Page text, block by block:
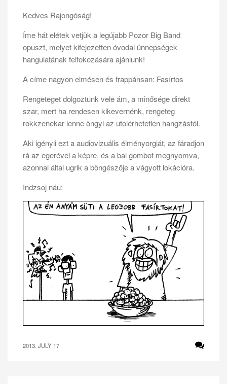
Kedves Rajongóság!
Íme hát elétek vetjük a legújabb Pozor Big Band
opuszt, melyet kifejezetten óvodai ünnepségek
hangulatának felfokozására ajánlunk!
A címe nagyon elmésen és frappánsan: Fasírtos
Rengeteget dolgoztunk vele ám, a minősége direkt
szar, mert ha rendesen kikevernénk, rengeteg
rokkzenekar lenne öngyi az utolérhetetlen hangzástól.
Aki igényli ezt a audiovizuális élményorgiát, az fáradjon
rá az egerével a képre, és a bal gombot megnyomva,
azonnal által ugrik a böngészője a vágyott lokációra.
Indzsoj náu:
2013. JULY 17